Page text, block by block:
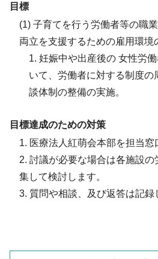
目標
(1) 子育てを行う労働者等の職
両立を支援するための雇用環境
1. 妊娠中や出産後の 女性労
いて、労働者に対する制度の
談体制の整備の実施。
目標達成のための対策
1. 医療法人紅萌会本部を担当窓
2. 討議が必要な場合は各施設
集して検討します。
3. 質問や相談、及び返答は記録